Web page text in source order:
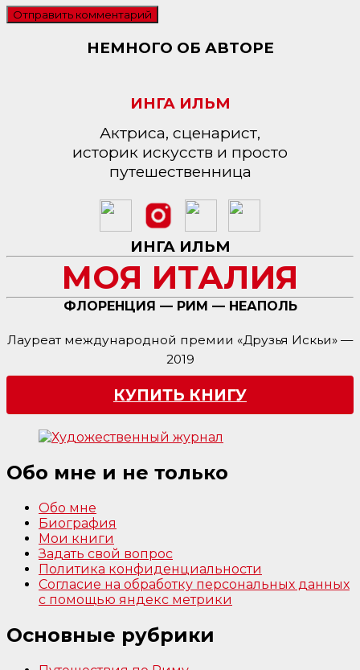
НЕМНОГО ОБ АВТОРЕ
ИНГА ИЛЬМ
Актриса, сценарист,
историк искусств и просто
путешественница
ИНГА ИЛЬМ
МОЯ ИТАЛИЯ
ФЛОРЕНЦИЯ — РИМ — НЕАПОЛЬ
Лауреат международной премии «Друзья Искьи» —
2019
КУПИТЬ КНИГУ
Обо мне и не только
Обо мне
Биография
Мои книги
Задать свой вопрос
Политика конфиденциальности
Согласие на обработку персональных данных
с помощью яндекс метрики
Основные рубрики